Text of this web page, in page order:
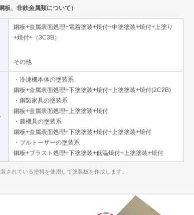
、非鉄金属類について）
鋼板+金属表面処理+電着塗装+焼付+中塗塗装+焼付+上塗り
+焼付+（3C3B）
その他
・冷凍機本体の塗装系
鋼板+金属表面処理+下塗塗装+焼付+上塗塗装+焼付(2C2B)
・鋼製家具の塗装系
鋼板+金属表面処理+上塗塗装+焼付
・農機具の塗装系
鋼板+金属表面処理+下塗塗装+焼付+上塗塗装+焼付
・ブルトーザーの塗装系
鋼板+ブラスト処理+下塗塗装+低温焼付+上塗塗装+焼付
されている塗料を使用して塗装板を作成します。